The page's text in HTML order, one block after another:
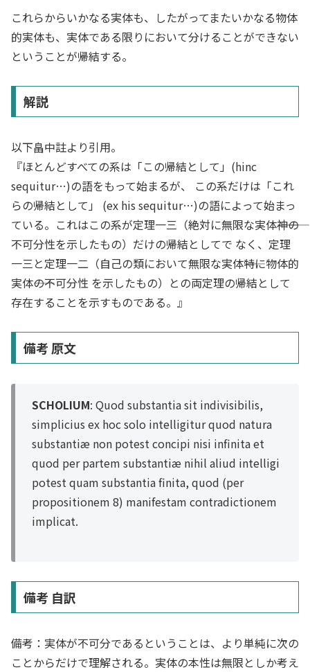
これらからいかなる実体も、したがってまたいかなる物体
的実体も、実体である限りにおいて分けることができない
ということが帰結する。
解説
以下畠中註より引用。
『ほとんどすべての系は「この帰結として」(hinc
sequitur…)の語をもって始まるが、 この系だけは「これ
らの帰結として」 (ex his sequitur…)の語によって始まっ
ている。これはこの系が定理一三（絶対に無限な実体――神――の
不可分性を示したもの）だけの帰結としてで なく、定理
一三と定理一二（自己の類において無限な実体――特に物体的
実体――の不可分性 を示したもの）との両定理の帰結として
存在することを示すものである。』
備考 原文
SCHOLIUM: Quod substantia sit indivisibilis,
simplicius ex hoc solo intelligitur quod natura
substantiæ non potest concipi nisi infinita et
quod per partem substantiæ nihil aliud intelligi
potest quam substantia finita, quod (per
propositionem 8) manifestam contradictionem
implicat.
備考 自訳
備考：実体が不可分であるということは、より単純に次の
ことからだけで理解される。実体の本性は無限としか考え